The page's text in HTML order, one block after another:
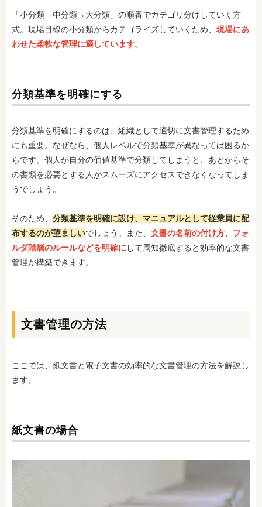
「小分類→中分類→大分類」の順番でカテゴリ分けしていく方
式。現場目線の小分類からカテゴライズしていくため、 現場にあ
わせた柔軟な管理に適しています。
分類基準を明確にする
分類基準を明確にするのは、組織として適切に文書管理するため
にも重要。なぜなら、個人レベルで分類基準が異なっては困るか
らです。個人が自分の価値基準で分類してしまうと、あとからそ
の書類を必要とする人がスムーズにアクセスできなくなってしま
うでしょう。
そのため、 分類基準を明確に設け、マニュアルとして従業員に配
布するのが望ましいでしょう。また、 文書の名前の付け方、フォ
ルダ階層のルールなどを明確に して周知徹底すると効率的な文書
管理が構築できます。
文書管理の方法
ここでは、紙文書と電子文書の効率的な文書管理の方法を解説し
ます。
紙文書の場合